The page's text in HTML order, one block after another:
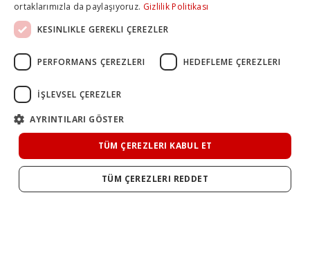
ortaklarımızla da paylaşıyoruz. Gizlilik Politikası
KESINLIKLE GEREKLI ÇEREZLER
PERFORMANS ÇEREZLERI HEDEFLEME ÇEREZLERI
İŞLEVSEL ÇEREZLER
AYRINTILARI GÖSTER
TÜM ÇEREZLERI KABUL ET
TÜM ÇEREZLERI REDDET